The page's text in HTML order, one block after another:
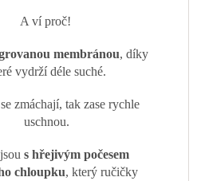
A ví proč!
membránou, díky
vydrží déle suché.
zmáchají, tak zase rychle
uschnou.
s hřejivým počesem
chloupku, který ručičky